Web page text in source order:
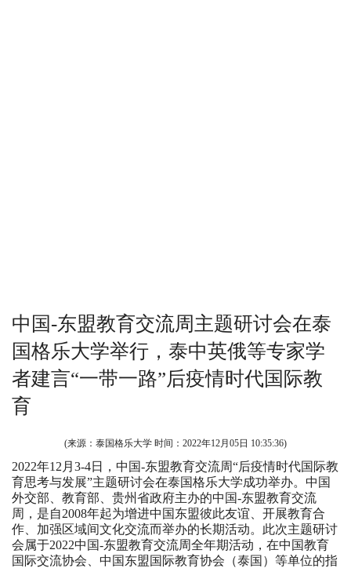
中国-东盟教育交流周主题研讨会在泰
国格乐大学举行，泰中英俄等专家学
者建言“一带一路”后疫情时代国际教
育
(来源：泰国格乐大学 时间： 2022年12月05日 10:35:36)
2022年12月3-4日，中国-东盟教育交流周“后疫情时代国际教
育思考与发展”主题研讨会在泰国格乐大学成功举办。中国
外交部、教育部、贵州省政府主办的中国-东盟教育交流
周，是自2008年起为增进中国东盟彼此友谊、开展教育合
作、加强区域间文化交流而举办的长期活动。此次主题研讨
会属于2022中国-东盟教育交流周全年期活动，在中国教育
国际交流协会、中国东盟国际教育协会（泰国）等单位的指